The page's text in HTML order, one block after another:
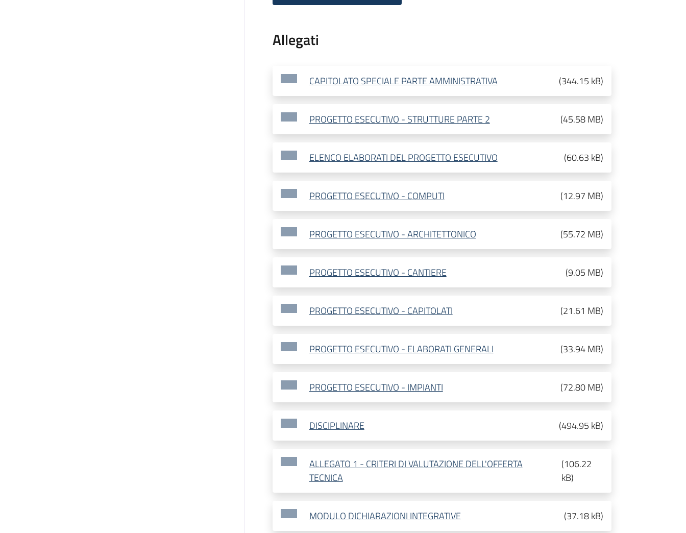
Allegati
CAPITOLATO SPECIALE PARTE AMMINISTRATIVA (344.15 kB)
PROGETTO ESECUTIVO - STRUTTURE PARTE 2 (45.58 MB)
ELENCO ELABORATI DEL PROGETTO ESECUTIVO (60.63 kB)
PROGETTO ESECUTIVO - COMPUTI (12.97 MB)
PROGETTO ESECUTIVO - ARCHITETTONICO (55.72 MB)
PROGETTO ESECUTIVO - CANTIERE (9.05 MB)
PROGETTO ESECUTIVO - CAPITOLATI (21.61 MB)
PROGETTO ESECUTIVO - ELABORATI GENERALI (33.94 MB)
PROGETTO ESECUTIVO - IMPIANTI (72.80 MB)
DISCIPLINARE (494.95 kB)
ALLEGATO 1 - CRITERI DI VALUTAZIONE DELL'OFFERTA
TECNICA
(106.22
kB)
MODULO DICHIARAZIONI INTEGRATIVE (37.18 kB)